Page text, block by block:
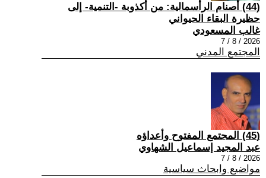
(44) أصنام الرأسمالية: من أكذوبة -التنمية- إلى
حظيرة البقاء الحيواني
غالب المسعودي
2026 / 8 / 7
المجتمع المدني
(45) المجتمع المفتوح وأعداؤه
عبد المجيد إسماعيل الشهاوي
2026 / 8 / 7
مواضيع وابحاث سياسية